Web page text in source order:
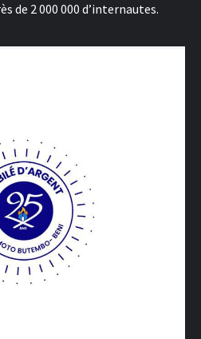
de 2 000 000 d’internautes.